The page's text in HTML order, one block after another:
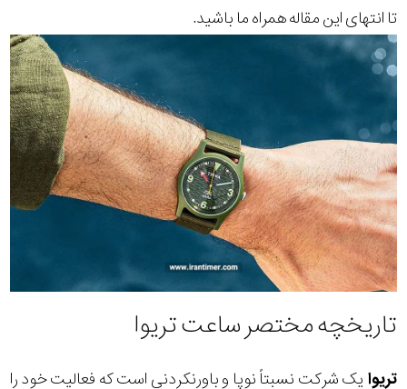
تا انتهای این مقاله همراه ما باشید.
تاریخچه مختصر ساعت تریوا
تریوا یک شرکت نسبتاً نوپا و باورنکردنی است که فعالیت خود را